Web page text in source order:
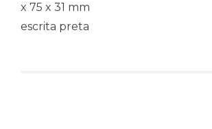
x 75 x 31 mm
escrita preta